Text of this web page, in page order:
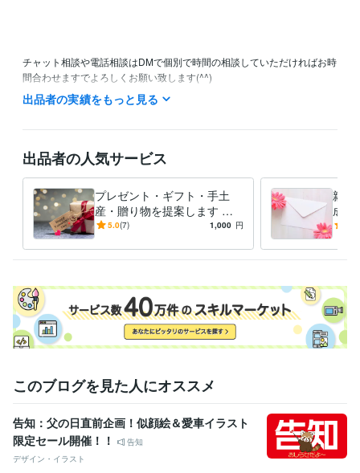
チャット相談や電話相談はDMで個別で時間の相談していただければお時
間合わせますでよろしくお願い致します(^^)
主に平日の10:00〜15:00にお電話の待機しております。
ご予約・お問い合わせ24時間受付中です♪
【今すぐ相談可能】と表示されている時は
購入後すぐにお電話、チャットできます。
離席中でも対応可能な場合もございます。
まずはお気軽にお問い合わせくださいませ♪
ココナラ初出品 ココナラ販売実績100件突破
資格・検定
ことわざ検定5級 取得年 : 2019年
秘書技能検定準1級 取得年 : 2008年
得意分野
悩み相談・カウンセリング 愚痴聞き/お悩み相談/話し相手
人生相談 恋愛相談
出品者の実績をもっと見る
出品者の人気サービス
プレゼント・ギフト・手土
産・贈り物を提案します セ
ンスの良いプレゼント選び、
5.0(7) 1,000 円
親か
成・
の心
しょ
このブログを見た人にオススメ
告知：父の日直前企画！似顔絵＆愛車イラスト
限定セール開催！！
告知
デザイン・イラスト